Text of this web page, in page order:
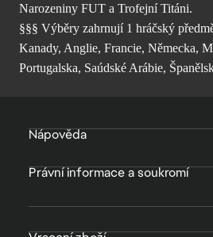
Narozeniny FUT a Trofejní Titáni.
§§§ Výběry zahrnují 1 hráčský
Kanady, Anglie, Francie, Německa,
Portugalska, Saúdské Arábie,
Nápověda
Právní informace a soukromí